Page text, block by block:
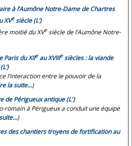
à l’Aumône Notre-Dame de Chartres
XVesiècle (L’)
moitié du XVe siècle de l’Aumône Notre-
Paris du XIIeau XVIIIesiècles : la viande
l’interaction entre le pouvoir de la
la suite…)
de Périgueux antique (L')
romain à Périgueux a conduit une équipe
)
des chantiers troyens de fortification au